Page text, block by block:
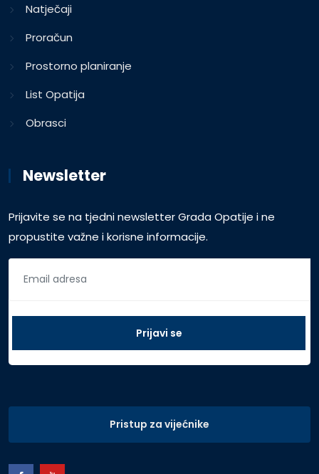
Natječaji
Proračun
Prostorno planiranje
List Opatija
Obrasci
Newsletter
Prijavite se na tjedni newsletter Grada Opatije i ne
propustite važne i korisne informacije.
Pristup za vijećnike